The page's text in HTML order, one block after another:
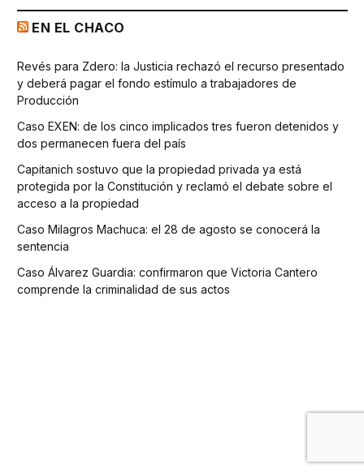
EN EL CHACO
Revés para Zdero: la Justicia rechazó el recurso presentado
y deberá pagar el fondo estímulo a trabajadores de
Producción
Caso EXEN: de los cinco implicados tres fueron detenidos y
dos permanecen fuera del país
Capitanich sostuvo que la propiedad privada ya está
protegida por la Constitución y reclamó el debate sobre el
acceso a la propiedad
Caso Milagros Machuca: el 28 de agosto se conocerá la
sentencia
Caso Álvarez Guardia: confirmaron que Victoria Cantero
comprende la criminalidad de sus actos